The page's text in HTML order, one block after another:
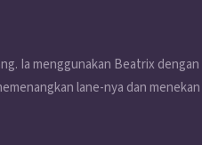
Ia menggunakan Beatrix dengan
lane-nya dan menekan